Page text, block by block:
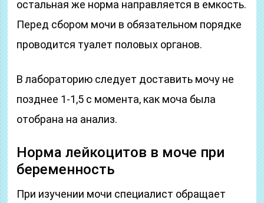
остальная же норма направляется в емкость.
Перед сбором мочи в обязательном порядке
проводится туалет половых органов.
В лабораторию следует доставить мочу не
позднее 1-1,5 с момента, как моча была
отобрана на анализ.
Норма лейкоцитов в моче при
беременность
При изучении мочи специалист обращает